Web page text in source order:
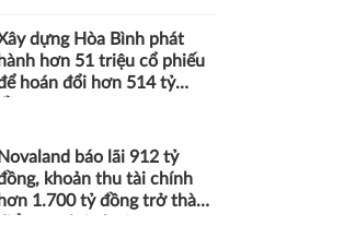
dựng Hòa Bình phát
hành hơn 51 triệu cổ phiếu
hoán đổi hơn 514 tỷ
Novaland báo lãi 912 tỷ
khoản thu tài chính
hơn 1.700 tỷ đồng trở thành